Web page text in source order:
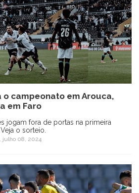
o campeonato em Arouca,
em Faro
jogam fora de portas na primeira
o sorteio.
julho 08, 2024